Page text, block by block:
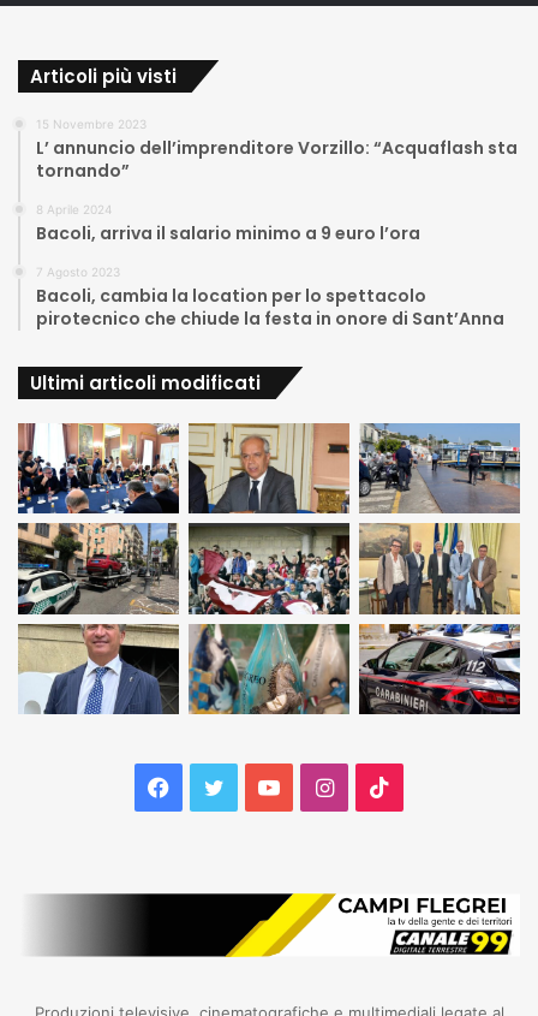
Articoli più visti
15 Novembre 2023
L’ annuncio dell’imprenditore Vorzillo: “Acquaflash sta
tornando”
8 Aprile 2024
Bacoli, arriva il salario minimo a 9 euro l’ora
7 Agosto 2023
Bacoli, cambia la location per lo spettacolo
pirotecnico che chiude la festa in onore di Sant’Anna
Ultimi articoli modificati
Facebook
TwitterYouTubeInstagram